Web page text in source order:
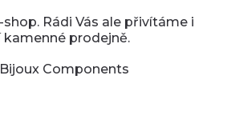
Rádi Vás ale přivítáme i
kamenné prodejně.
Components